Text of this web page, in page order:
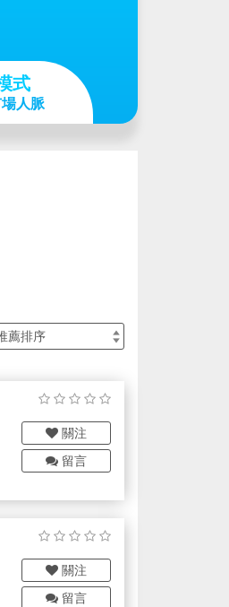
式
人脈
關注
留言
關注
留言